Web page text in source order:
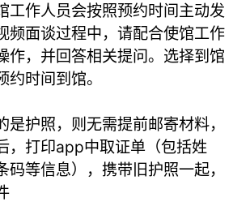
工作人员会按照预约时间主动发
频面谈过程中，请配合使馆工作
作，并回答相关提问。选择到馆
时间到馆。
是护照，则无需提前邮寄材料，
，打印app中取证单（包括姓
码等信息），携带旧护照一起，